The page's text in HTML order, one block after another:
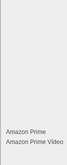
Amazon Prime
Amazon Prime Vídeo